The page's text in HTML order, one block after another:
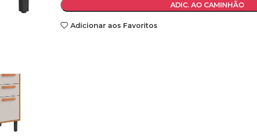
ADIC. AO CAMINHÃO
Adicionar aos Favoritos